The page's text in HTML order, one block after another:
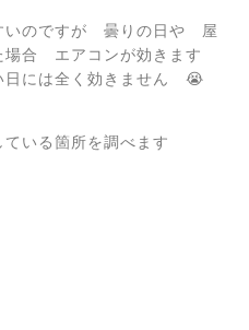
いのですが 曇りの日や 屋
場合 エアコンが効きます
日には全く効きません 😭
いる箇所を調べます